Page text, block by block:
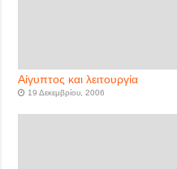
Αίγυπτος και λειτουργία
19 Δεκεμβρίου, 2006